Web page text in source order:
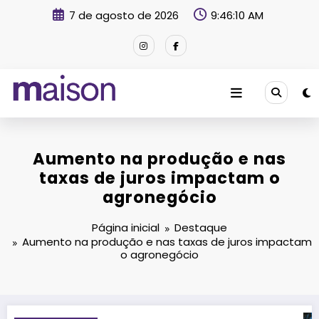
7 de agosto de 2026 9:46:11 AM
Revista Maison
Aumento na produção e nas
taxas de juros impactam o
agronegócio
Página inicial
Destaque
Aumento na produção e nas taxas de juros impactam
o agronegócio